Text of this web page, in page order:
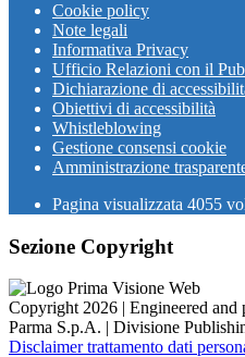
Cookie policy
Note legali
Informativa Privacy
Ufficio Relazioni con il
Dichiarazione di
Obiettivi di accessibilità
Whistleblowing
Gestione consensi cookie
Amministrazione
Pagina visualizzata 4055
Sezione Copyright
Copyright 2026 | Engineered
Parma S.p.A. | Divisione
Disclaimer trattamento dati